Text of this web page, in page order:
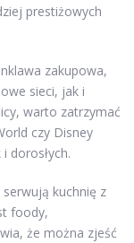
prestiżowych
zakupowa,
sieci, jak i
warto zatrzymać
czy Disney
dorosłych.
kuchnię z
foody,
że można zjeść